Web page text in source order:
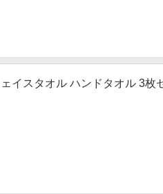
イスタオル ハンドタオル 3